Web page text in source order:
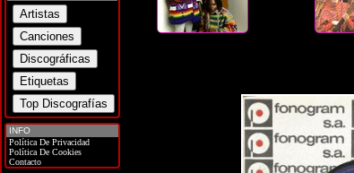
INFO
Política De Privacidad
Política De Cookies
Contacto